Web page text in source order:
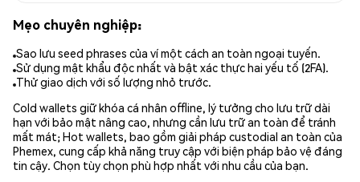
Mẹo chuyên nghiệp:
Sao lưu seed phrases của ví một cách an toàn ngoại tuyến.
Sử dụng mật khẩu độc nhất và bật xác thực hai yếu tố (2FA).
Thử giao dịch với số lượng nhỏ trước.
Cold wallets giữ khóa cá nhân offline, lý tưởng cho lưu trữ dài
hạn với bảo mật nâng cao, nhưng cần lưu trữ an toàn để tránh
mất mát; Hot wallets, bao gồm giải pháp custodial an toàn của
Phemex, cung cấp khả năng truy cập với biện pháp bảo vệ đáng
tin cậy. Chọn tùy chọn phù hợp nhất với nhu cầu của bạn.